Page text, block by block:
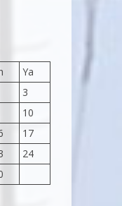
Ya
3
10
17
24